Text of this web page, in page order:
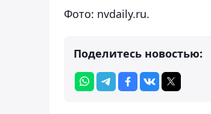
Фото: nvdaily.ru.
Поделитесь новостью: